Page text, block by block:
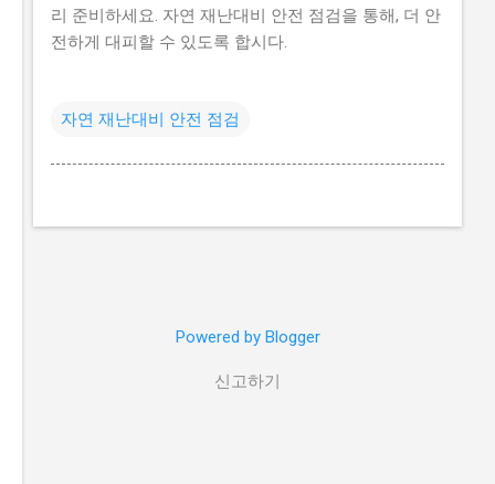
리 준비하세요. 자연 재난대비 안전 점검을 통해, 더 안
전하게 대피할 수 있도록 합시다.
자연 재난대비 안전 점검
Powered by Blogger
신고하기